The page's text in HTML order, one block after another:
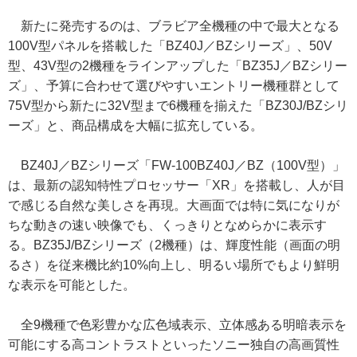
新たに発売するのは、ブラビア全機種の中で最大となる
100V型パネルを搭載した「BZ40J／BZシリーズ」、50V
型、43V型の2機種をラインアップした「BZ35J／BZシリー
ズ」、予算に合わせて選びやすいエントリー機種群として
75V型から新たに32V型まで6機種を揃えた「BZ30J/BZシリ
ーズ」と、商品構成を大幅に拡充している。
BZ40J／BZシリーズ「FW-100BZ40J／BZ（100V型）」
は、最新の認知特性プロセッサー「XR」を搭載し、人が目
で感じる自然な美しさを再現。大画面では特に気になりが
ちな動きの速い映像でも、くっきりとなめらかに表示す
る。BZ35J/BZシリーズ（2機種）は、輝度性能（画面の明
るさ）を従来機比約10%向上し、明るい場所でもより鮮明
な表示を可能とした。
全9機種で色彩豊かな広色域表示、立体感ある明暗表示を
可能にする高コントラストといったソニー独自の高画質性